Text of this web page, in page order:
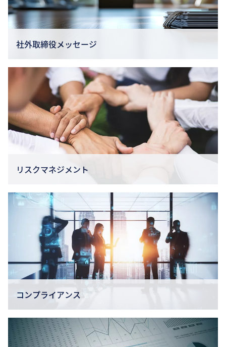
社外取締役メッセージ
リスクマネジメント
コンプライアンス